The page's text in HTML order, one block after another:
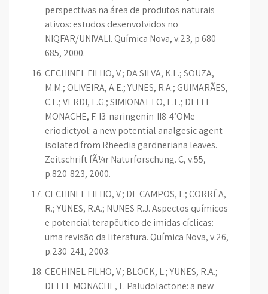
perspectivas na área de produtos naturais
ativos: estudos desenvolvidos no
NIQFAR/UNIVALI. Química Nova, v.23, p 680-
685, 2000.
CECHINEL FILHO, V.; DA SILVA, K.L.; SOUZA,
M.M.; OLIVEIRA, A.E.; YUNES, R.A.; GUIMARÃES,
C.L.; VERDI, L.G.; SIMIONATTO, E.L.; DELLE
MONACHE, F. I3-naringenin-II8-4’OMe-
eriodictyol: a new potential analgesic agent
isolated from Rheedia gardneriana leaves.
Zeitschrift fÃ¼r Naturforschung. C, v.55,
p.820-823, 2000.
CECHINEL FILHO, V.; DE CAMPOS, F.; CORRÊA,
R.; YUNES, R.A.; NUNES R.J. Aspectos químicos
e potencial terapêutico de imidas cíclicas:
uma revisão da literatura. Química Nova, v.26,
p.230-241, 2003.
CECHINEL FILHO, V.; BLOCK, L.; YUNES, R.A.;
DELLE MONACHE, F. Paludolactone: a new